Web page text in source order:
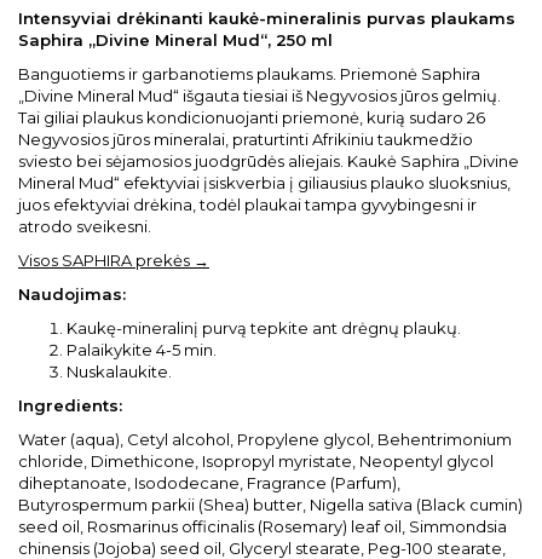
Intensyviai drėkinanti kaukė-mineralinis purvas plaukams
Saphira „Divine Mineral Mud“, 250 ml
Banguotiems ir garbanotiems plaukams. Priemonė Saphira
„Divine Mineral Mud“ išgauta tiesiai iš Negyvosios jūros gelmių.
Tai giliai plaukus kondicionuojanti priemonė, kurią sudaro 26
Negyvosios jūros mineralai, praturtinti Afrikiniu taukmedžio
sviesto bei sėjamosios juodgrūdės aliejais. Kaukė Saphira „Divine
Mineral Mud“ efektyviai įsiskverbia į giliausius plauko sluoksnius,
juos efektyviai drėkina, todėl plaukai tampa gyvybingesni ir
atrodo sveikesni.
Visos SAPHIRA prekės →
Naudojimas:
Kaukę-mineralinį purvą tepkite ant drėgnų plaukų.
Palaikykite 4-5 min.
Nuskalaukite.
Ingredients:
Water (aqua), Cetyl alcohol, Propylene glycol, Behentrimonium
chloride, Dimethicone, Isopropyl myristate, Neopentyl glycol
diheptanoate, Isododecane, Fragrance (Parfum),
Butyrospermum parkii (Shea) butter, Nigella sativa (Black cumin)
seed oil, Rosmarinus officinalis (Rosemary) leaf oil, Simmondsia
chinensis (Jojoba) seed oil, Glyceryl stearate, Peg-100 stearate,